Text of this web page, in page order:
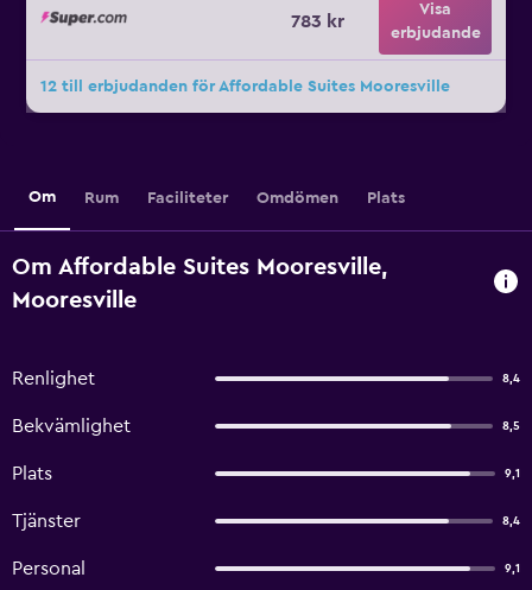
783 kr
Visa
erbjudande
12 till erbjudanden för Affordable Suites Mooresville
Om Rum Faciliteter Omdömen Plats
Om Affordable Suites Mooresville,
Mooresville
Renlighet 8,4
Bekvämlighet 8,5
Plats 9,1
Tjänster 8,4
Personal 9,1